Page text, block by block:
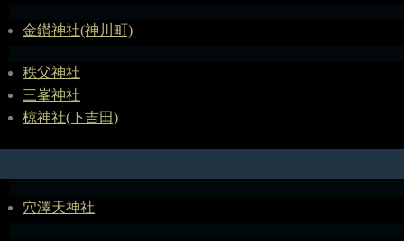
金鑚神社(神川町)
秩父神社
三峯神社
椋神社(下吉田)
穴澤天神社